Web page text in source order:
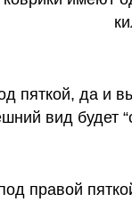
пяткой, да и
вид будет
правой